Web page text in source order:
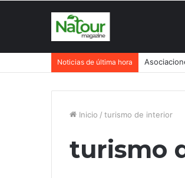
Noticias de última hora
Inicio / turismo de interior
turismo